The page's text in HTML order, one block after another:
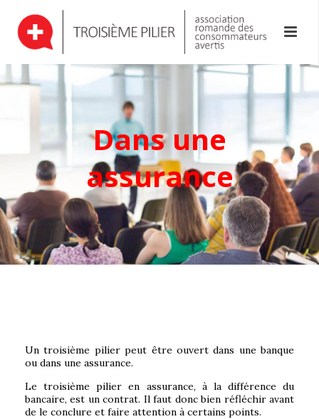
Dans une
assurance
Un troisième pilier peut être ouvert dans une banque
ou dans une assurance.
Le troisième pilier en assurance, à la différence du
bancaire, est un contrat. Il faut donc bien réfléchir avant
de le conclure et faire attention à certains points.